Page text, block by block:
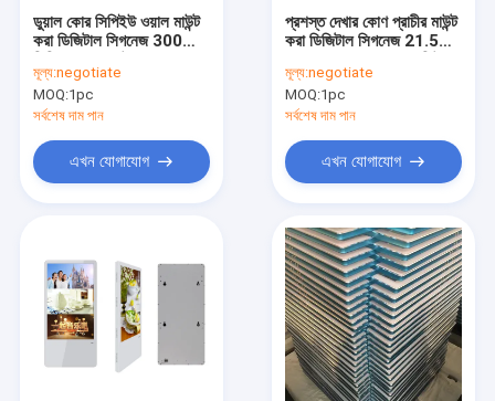
ডুয়াল কোর সিপিইউ ওয়াল মাউন্ট
করা ডিজিটাল সিগনেজ 300
বছরের ওয়ারেন্টি
মূল্য:negotiate
MOQ:1pc
সর্বশেষ দাম পান
এখন যোগাযোগ
প্রশস্ত দেখার কোণ প্রাচীর মাউন্ট
করা ডিজিটাল সিগনেজ 21.5
মূল্য:negotiate
MOQ:1pc
সর্বশেষ দাম পান
এখন যোগাযোগ